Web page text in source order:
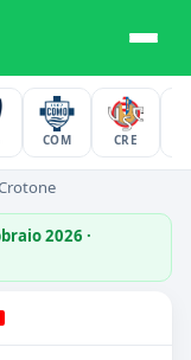
COM CRE
2026 ·